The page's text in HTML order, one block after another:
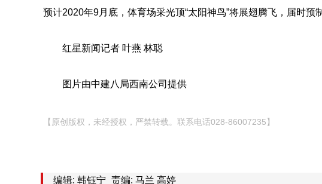
预计2020年9月底，体育场采光顶“太阳神鸟”将展翅腾飞，届时预
红星新闻记者 叶燕 林聪
图片由中建八局西南公司提供
【原创版权，未经授权，严禁转载。联系电话028-86007235】
编辑: 韩钰宁 责编: 马兰 高婷